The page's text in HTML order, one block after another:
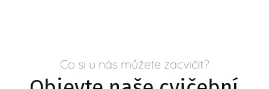
Co si u nás můžete zacvičit?